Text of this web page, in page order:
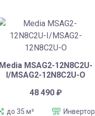
Media MSAG2-12N8C2U-
I/MSAG2-12N8C2U-O
48 490₽
до 35 м²
Инвертор